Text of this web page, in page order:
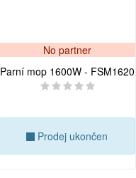
No partner
Parní mop 1600W - FSM1620
Prodej ukončen